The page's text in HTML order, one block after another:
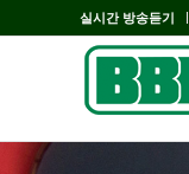
실시간 방송듣기